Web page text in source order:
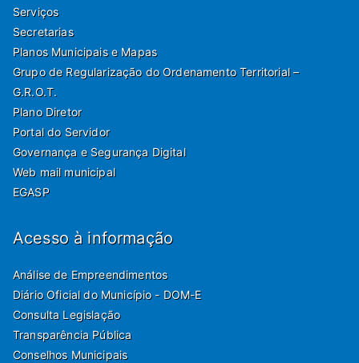
Serviços
Secretarias
Planos Municipais e Mapas
Grupo de Regularização do Ordenamento Territorial –
G.R.O.T.
Plano Diretor
Portal do Servidor
Governança e Segurança Digital
Web mail municipal
EGASP
Acesso à informação
Análise de Empreendimentos
Diário Oficial do Município - DOM-E
Consulta Legislação
Transparência Pública
Conselhos Municipais